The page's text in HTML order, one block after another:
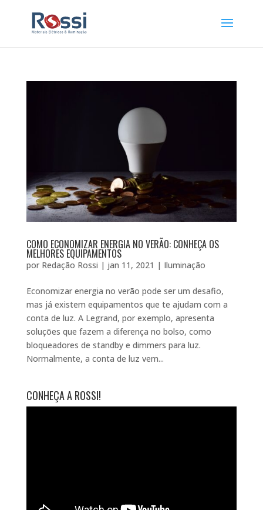
COMO ECONOMIZAR ENERGIA NO VERÃO: CONHEÇA OS
MELHORES EQUIPAMENTOS
por Redação Rossi | jan 11, 2021 | Iluminação
Economizar energia no verão pode ser um desafio,
mas já existem equipamentos que te ajudam com a
conta de luz. A Legrand, por exemplo, apresenta
soluções que fazem a diferença no bolso, como
bloqueadores de standby e dimmers para luz.
Normalmente, a conta de luz vem...
CONHEÇA A ROSSI!